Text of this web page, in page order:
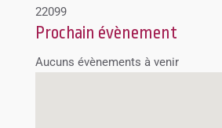
22099
Prochain évènement
Aucuns évènements à venir